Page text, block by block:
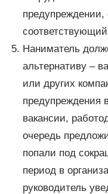
предупреждении,
соответствующий
Наниматель
альтернативу –
или других
предупреждения
вакансии,
очередь
попали под
период в
руководитель